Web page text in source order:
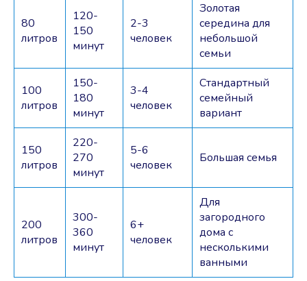
80
литров
120-
150
минут
2-3
человек
Золотая
середина для
небольшой
семьи
100
литров
150-
180
минут
3-4
человек
Стандартный
семейный
вариант
150
литров
220-
270
минут
5-6
человек
Большая семья
200
литров
300-
360
минут
6+
человек
Для
загородного
дома с
несколькими
ванными